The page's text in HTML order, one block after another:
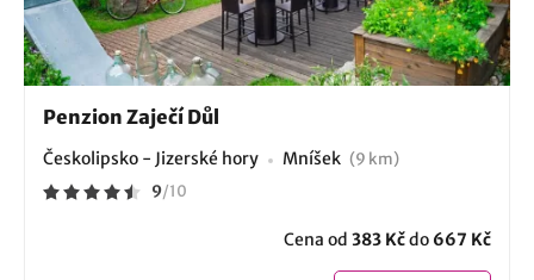
Penzion Zaječí Důl
Českolipsko - Jizerské hory Mníšek (9 km)
9/10
Cena od 383 Kčdo 667 Kč